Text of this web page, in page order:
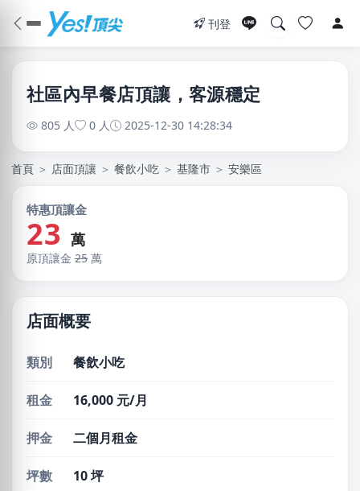
刊登
社區內早餐店頂讓，客源穩定
805 人 0 人 2025-12-30 14:28:34
首頁 ＞ 店面頂讓 ＞ 餐飲小吃 ＞ 基隆市 ＞ 安樂區
特惠頂讓金
23 萬
原頂讓金 25 萬
店面概要
類別 餐飲小吃
租金 16,000 元/月
押金 二個月租金
坪數 10 坪